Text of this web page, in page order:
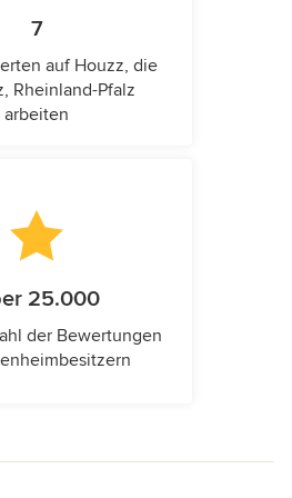
7
auf Houzz, die
Rheinland-Pfalz
arbeiten
25.000
der Bewertungen